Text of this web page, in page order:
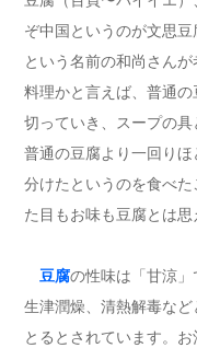
ぞ中国というのが文思
という名前の和尚さん
料理かと言えば、普通
切っていき、スープの
普通の豆腐より一回り
分けたというのを食べ
た目もお味も豆腐とは思
豆腐の性味は「甘涼」
生津潤燥、清熱解毒な
とるとされています。